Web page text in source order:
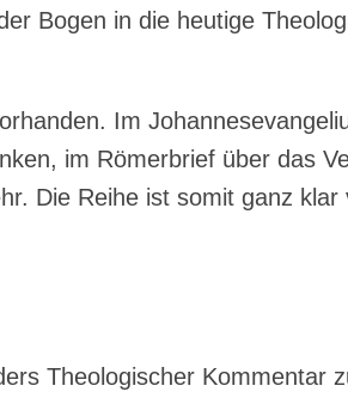
Bogen in die heu­ti­ge
Im
im Römer­brief über das
Die Rei­he ist somit ganz
Theo­lo­gi­scher Kom­men­tar